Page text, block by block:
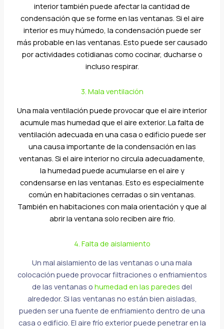
interior también puede afectar la cantidad de
condensación que se forme en las ventanas. Si el aire
interior es muy húmedo, la condensación puede ser
más probable en las ventanas. Esto puede ser causado
por actividades cotidianas como cocinar, ducharse o
incluso respirar.
3. Mala ventilación
Una mala ventilación puede provocar que el aire interior
acumule mas humedad que el aire exterior. La falta de
ventilación adecuada en una casa o edificio puede ser
una causa importante de la condensación en las
ventanas. Si el aire interior no circula adecuadamente,
la humedad puede acumularse en el aire y
condensarse en las ventanas. Esto es especialmente
común en habitaciones cerradas o sin ventanas.
También en habitaciones con mala orientación y que al
abrir la ventana solo reciben aire frio.
4. Falta de aislamiento
Un mal aislamiento de las ventanas o una mala
colocación puede provocar filtraciones o enfriamientos
de las ventanas o humedad en las paredes del
alrededor. Si las ventanas no están bien aisladas,
pueden ser una fuente de enfriamiento dentro de una
casa o edificio. El aire frío exterior puede penetrar en la